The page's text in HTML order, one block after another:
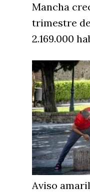
Mancha
trimestre
2.169.000
Aviso